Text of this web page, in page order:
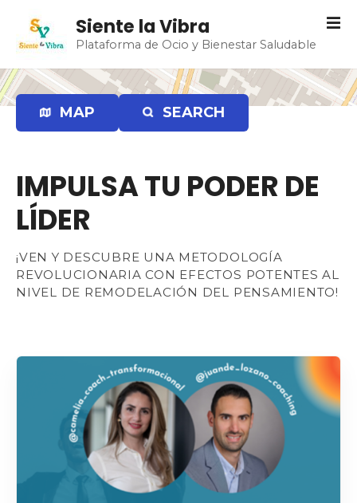
t
a
r
Siente la Vibra
Plataforma de Ocio y Bienestar Saludable
MAP SEARCH
IMPULSA TU PODER DE
LÍDER
¡VEN Y DESCUBRE UNA METODOLOGÍA
REVOLUCIONARIA CON EFECTOS POTENTES AL
NIVEL DE REMODELACIÓN DEL PENSAMIENTO!